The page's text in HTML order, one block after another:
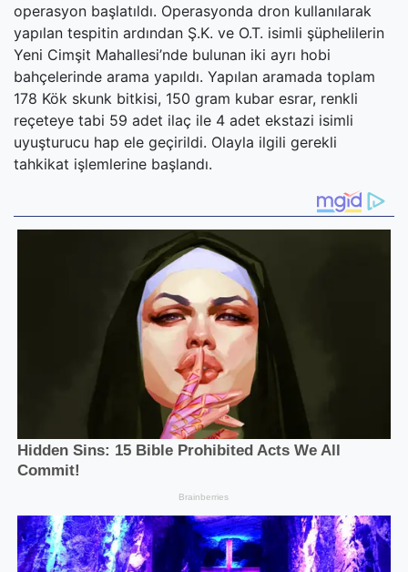
operasyon başlatıldı. Operasyonda dron kullanılarak
yapılan tespitin ardından Ş.K. ve O.T. isimli şüphelilerin
Yeni Cimşit Mahallesi’nde bulunan iki ayrı hobi
bahçelerinde arama yapıldı. Yapılan aramada toplam
178 Kök skunk bitkisi, 150 gram kubar esrar, renkli
reçeteye tabi 59 adet ilaç ile 4 adet ekstazi isimli
uyuşturucu hap ele geçirildi. Olayla ilgili gerekli
tahkikat işlemlerine başlandı.